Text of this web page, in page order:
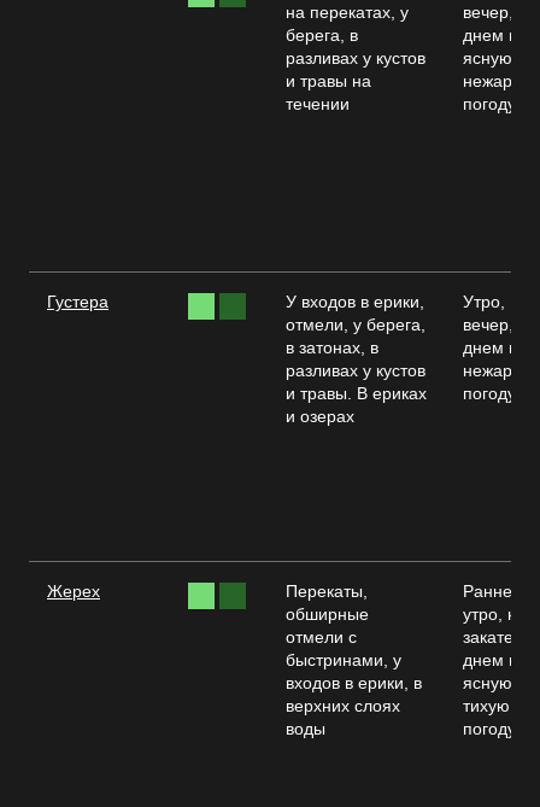
на перекатах, у
берега, в
разливах у кустов
и травы на
течении
вечер,
днем в
ясную
нежаркую
погоду
Густера
У входов в ерики,
отмели, у берега,
в затонах, в
разливах у кустов
и травы. В ериках
и озерах
Утро,
вечер,
днем в
погоду
Жерех
Перекаты,
обширные
отмели с
быстринами, у
входов в ерики, в
верхних слоях
воды
Раннее
утро, на
закате,
днем в
ясную
тихую
погоду